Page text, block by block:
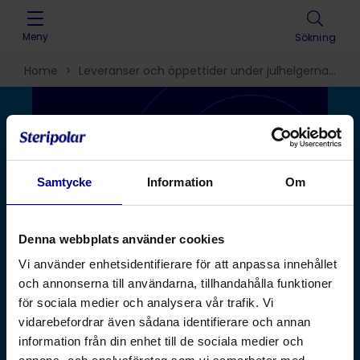
Samtycke Information Om
Denna webbplats använder cookies
Vi använder enhetsidentifierare för att anpassa innehållet
och annonserna till användarna, tillhandahålla funktioner
för sociala medier och analysera vår trafik. Vi
vidarebefordrar även sådana identifierare och annan
information från din enhet till de sociala medier och
Skip to content
Meny Sökning
Home > Leveranser och öppettider under julhelgerna
2025
Publicerad: 15.12.2025 •Lästid: 1 minuter
Leveranser och